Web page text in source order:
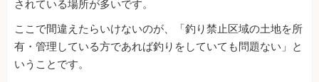
されている場所が多いです。
ここで間違えたらいけないのが、「釣り禁止区域の土地を所
有・管理している方であれば釣りをしていても問題ない」と
いうことです。